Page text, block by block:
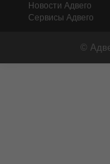
Новости Адвего
Сервисы Адвего
©